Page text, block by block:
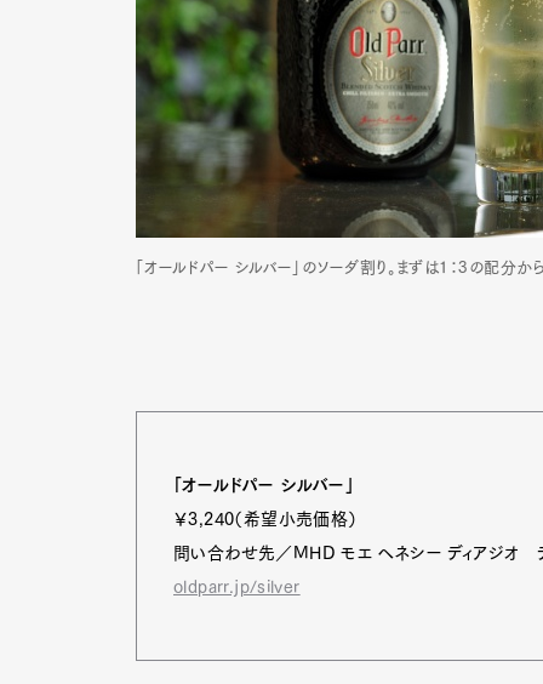
「オールドパー シルバー」のソーダ割り。まずは1：3の配分
「オールドパー シルバー」
￥3,240（希望小売価格）
問い合わせ先／MHD モエ ヘネシー ディアジオ
oldparr.jp/silver